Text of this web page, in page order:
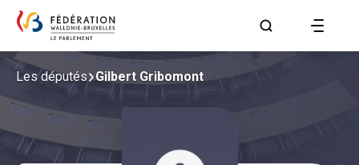
Aller à la page
Les députés Gilbert Gribomont